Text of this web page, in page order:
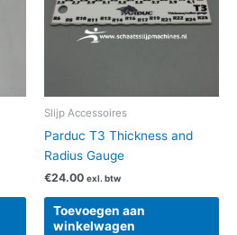
Slijp Accessoires
Parduc T3 Thickness and
Radius Gauge
€24.00 exl. btw
Toevoegen aan
winkelwagen